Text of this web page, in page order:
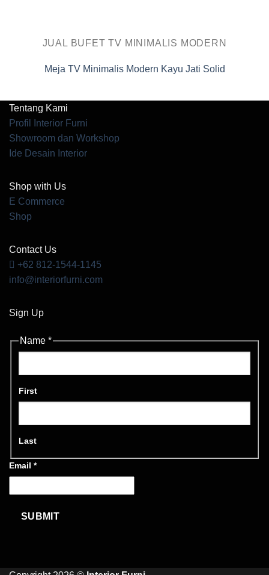
JUAL BUFET TV MINIMALIS MODERN
Meja TV Minimalis Modern Kayu Jati Solid
Tentang Kami
Profil Interior Furni
Showroom dan Workshop
Ide Desain Interior
Shop with Us
E Commerce
Shop
Contact Us
+62 812-1544-1145
info@interiorfurni.com
Sign Up
Name *
First
Last
Email *
SUBMIT